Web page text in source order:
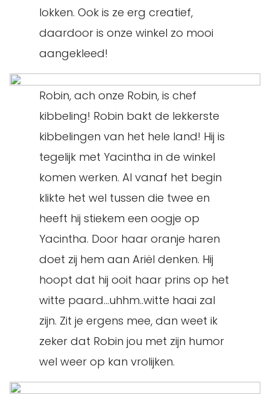
lokken. Ook is ze erg creatief,
daardoor is onze winkel zo mooi
aangekleed!
Robin, ach onze Robin, is chef
kibbeling! Robin bakt de lekkerste
kibbelingen van het hele land! Hij is
tegelijk met Yacintha in de winkel
komen werken. Al vanaf het begin
klikte het wel tussen die twee en
heeft hij stiekem een oogje op
Yacintha. Door haar oranje haren
doet zij hem aan Ariël denken. Hij
hoopt dat hij ooit haar prins op het
witte paard…uhhm..witte haai zal
zijn. Zit je ergens mee, dan weet ik
zeker dat Robin jou met zijn humor
wel weer op kan vrolijken.